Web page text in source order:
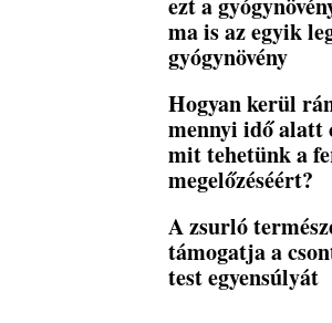
ma is az egyik
gyógynövény
Hogyan kerül
mennyi idő alatt
mit tehetünk a
megelőzéséért?
A zsurló
támogatja a
test egyensúlyát